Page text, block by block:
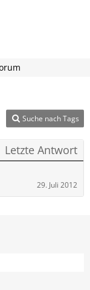
Suche nach Tags
Letzte Antwort
29. Juli 2012